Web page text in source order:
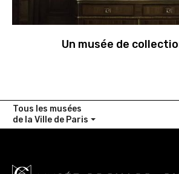
Un musée de
Tous les musées
de la Ville de Paris